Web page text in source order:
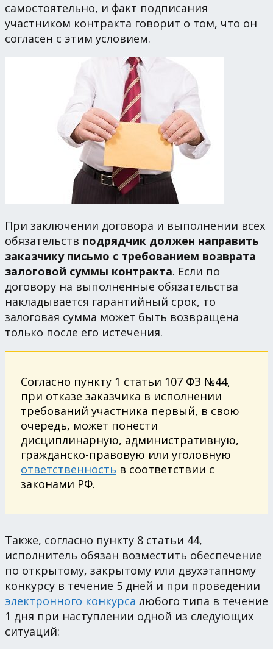
самостоятельно, и факт подписания
участником контракта говорит о том, что он
согласен с этим условием.
При заключении договора и выполнении всех
обязательств подрядчик должен направить
заказчику письмо с требованием возврата
залоговой суммы контракта. Если по
договору на выполненные обязательства
накладывается гарантийный срок, то
залоговая сумма может быть возвращена
только после его истечения.
Согласно пункту 1 статьи 107 ФЗ №44,
при отказе заказчика в исполнении
требований участника первый, в свою
очередь, может понести
дисциплинарную, административную,
гражданско-правовую или уголовную
ответственность в соответствии с
законами РФ.
Также, согласно пункту 8 статьи 44,
исполнитель обязан возместить обеспечение
по открытому, закрытому или двухэтапному
конкурсу в течение 5 дней и при проведении
электронного конкурса любого типа в течение
1 дня при наступлении одной из следующих
ситуаций: